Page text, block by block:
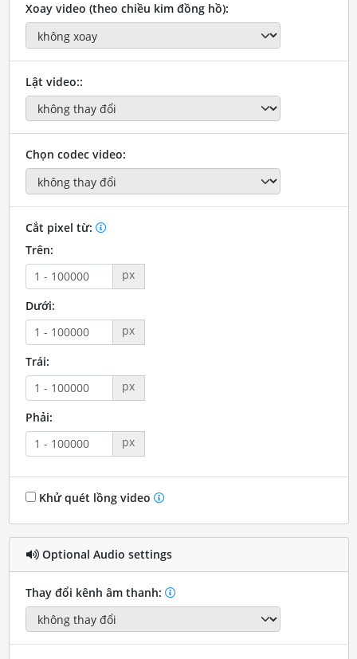
Xoay video (theo chiều kim đồng hồ):
Lật video::
Chọn codec video:
Cắt pixel từ:
Trên:
px
Dưới:
px
Trái:
px
Phải:
px
Khử quét lồng video
Optional Audio settings
Thay đổi kênh âm thanh: